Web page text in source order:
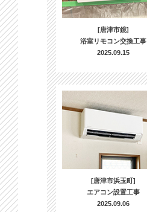
[唐津市鏡]
浴室リモコン交換工事
2025.09.15
[唐津市浜玉町]
エアコン設置工事
2025.09.06